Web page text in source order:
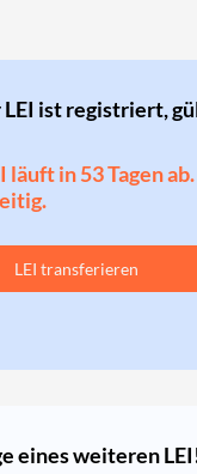
LEI ist registriert,
läuft in 53 Tagen
LEI transferieren
eines weiteren